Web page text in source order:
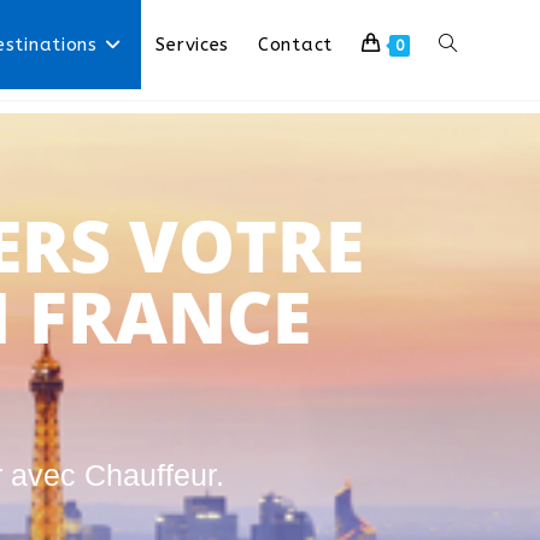
Services Contact 0
VOTRE
Chauffeur.